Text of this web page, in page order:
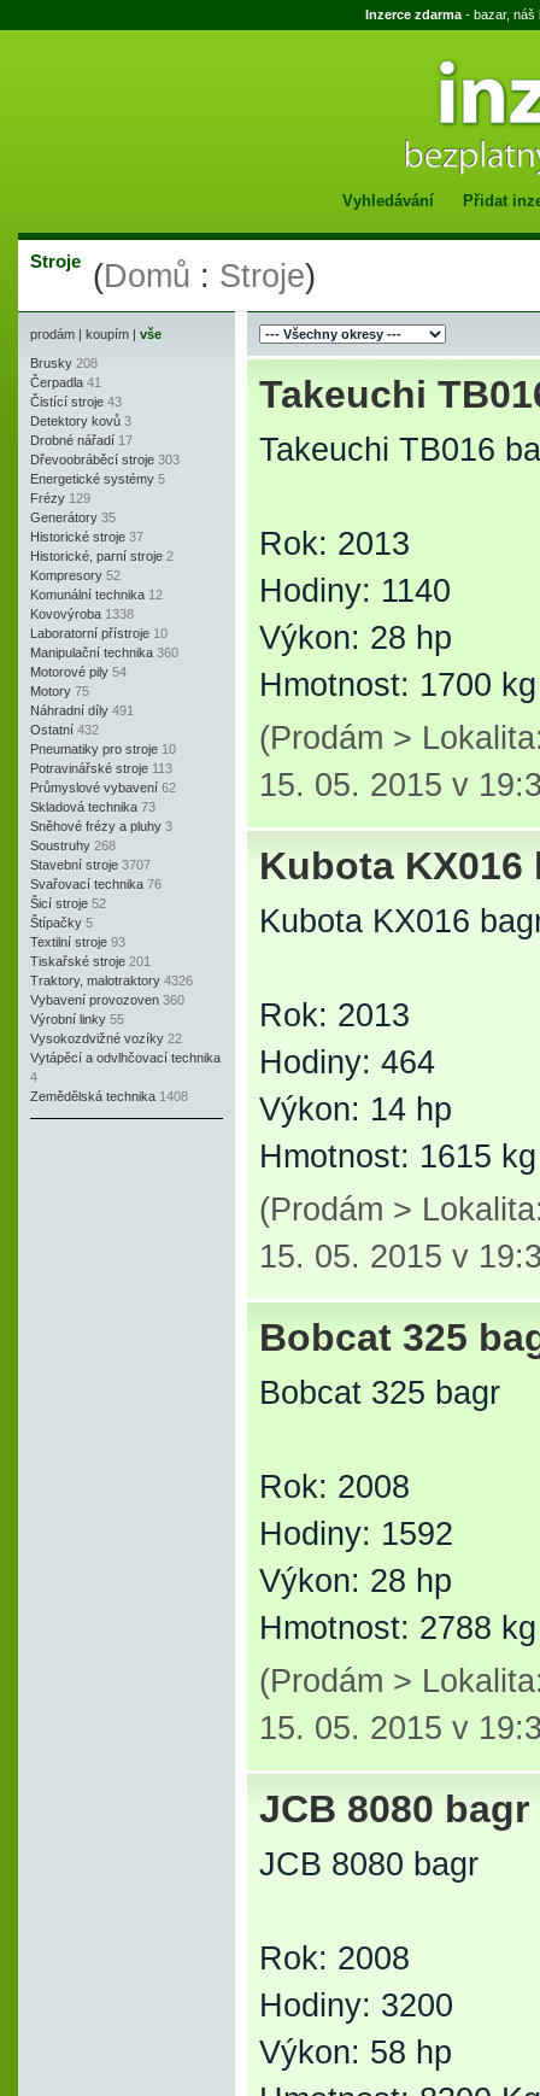
Inzerce zdarma - bazar, náš
Vyhledávání Přidat
Stroje (Domů : Stroje)
prodám | koupím | vše
Brusky 208
Čerpadla 41
Čistící stroje 43
Detektory kovů 3
Drobné nářadí 17
Dřevoobráběcí stroje 303
Energetické systémy 5
Frézy 129
Generátory 35
Historické stroje 37
Historické, parní stroje 2
Kompresory 52
Komunální technika 12
Kovovýroba 1338
Laboratorní přístroje 10
Manipulační technika 360
Motorové pily 54
Motory 75
Náhradní díly 491
Ostatní 432
Pneumatiky pro stroje 10
Potravinářské stroje 113
Průmyslové vybavení 62
Skladová technika 73
Sněhové frézy a pluhy 3
Soustruhy 268
Stavební stroje 3707
Svařovací technika 76
Šicí stroje 52
Štípačky 5
Textilní stroje 93
Tiskařské stroje 201
Traktory, malotraktory 4326
Vybavení provozoven 360
Výrobní linky 55
Vysokozdvižné vozíky 22
Vytápěcí a odvlhčovací technika
4
Zemědělská technika 1408
Takeuchi
Takeuchi TB016
Rok: 2013
Hodiny: 1140
Výkon: 28 hp
Hmotnost: 1700 kg
(Prodám >
15. 05. 2015 v
Kubota KX016
Kubota KX016
Rok: 2013
Hodiny: 464
Výkon: 14 hp
Hmotnost: 1615 kg
(Prodám >
15. 05. 2015 v
Bobcat 325
Bobcat 325 bagr
Rok: 2008
Hodiny: 1592
Výkon: 28 hp
Hmotnost: 2788 kg
(Prodám >
15. 05. 2015 v
JCB 8080 bagr
JCB 8080 bagr
Rok: 2008
Hodiny: 3200
Výkon: 58 hp